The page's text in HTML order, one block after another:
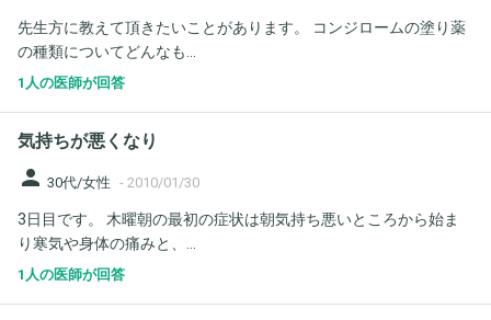
先生方に教えて頂きたいことがあります。 コンジロームの塗り薬
の種類についてどんなも...
1人の医師が回答
気持ちが悪くなり
person 30代/女性 - 2010/01/30
3日目です。 木曜朝の最初の症状は朝気持ち悪いところから始ま
り寒気や身体の痛みと、...
1人の医師が回答